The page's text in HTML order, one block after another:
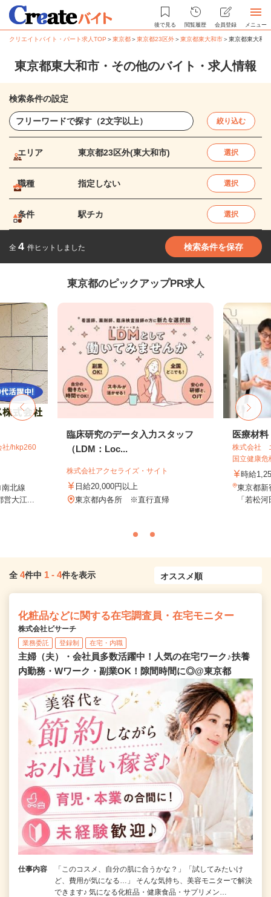
後で見る 閲覧履歴 会員登録 メニュー
クリエイトバイト・パート求人TOP ＞東京都＞東京都23区外＞東京都東大和市＞東京都東大和
東京都東大和市・その他のバイト・求人情報
検索条件の設定
絞り込む
エリア 東京都23区外(東大和市) 選択
職種 指定しない 選択
条件 駅チカ 選択
全 4 件ヒットしました 検索条件を保存
東京都のピックアップPR求人
社/hkp260
北線
大江...
臨床研究のデータ入力スタッフ
（LDM：Loc...
株式会社アクセライズ・サイト
日給20,000円以上
東京都内各所 ※直行直帰
医療材
株式会社
国立健康危
時給
東京都新
「若松
全 4件中 1 - 4件を表示
化粧品などに関する在宅調査員・在宅モニター
株式会社ビサーチ
業務委託 登録制 在宅・内職
主婦（夫）・会社員多数活躍中！人気の在宅ワーク♪扶養
内勤務・Wワーク・副業OK！隙間時間に◎@東京都
仕事内容
「このコスメ、自分の肌に合うかな？」「試してみたいけ
ど、費用が気になる…」 そんな気持ち、美容モニターで解決
できます♪ 気になる化粧品・健康食品・サプリメン…